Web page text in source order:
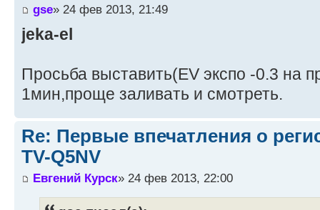
gse» 24 фев 2013, 21:49
jeka-el
Просьба выставить(EV экспо -0.3 на
1мин,проще заливать и смотреть.
Re: Первые впечатления о
TV-Q5NV
Евгений Курск» 24 фев 2013, 22:00